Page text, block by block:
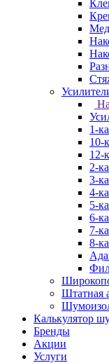
1-
10-
12-
2-
3-
4-
5-
6-
7-
8-
Штатная
Калькулятор
Бренды
Акции
Услуги